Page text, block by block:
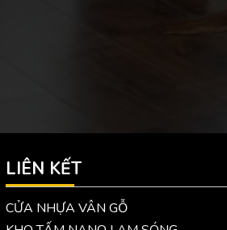
LIÊN KẾT
CỬA NHỰA VÂN GỖ